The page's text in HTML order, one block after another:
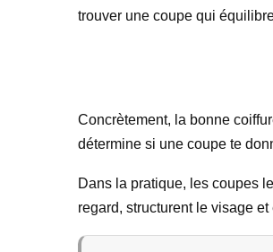
trouver une coupe qui
Concrètement, la bonne
détermine si une coupe te
Dans la pratique, les coupes
regard, structurent le visage et